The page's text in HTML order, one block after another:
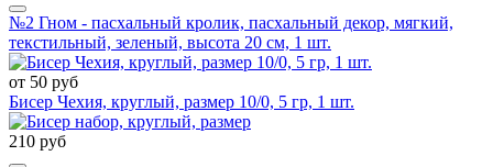
№2 Гном - пасхальный кролик, пасхальный декор, мягкий,
текстильный, зеленый, высота 20 см, 1 шт.
от 50 руб
Бисер Чехия, круглый, размер 10/0, 5 гр, 1 шт.
210 руб